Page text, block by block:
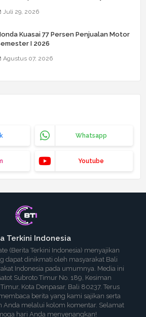
Juli 29, 2026
Kuasai 77 Persen Penjualan Motor
I 2026
Agustus 07, 2026
Whatsapp
Youtube
Terkini Indonesia
(Berita Terkini Indonesia) menyajikan
dapat dinikmati oleh masyarakat Bali
Indonesia pada umumnya. Media ini
Subroto Timur No. 189, Kesiman
Kota Denpasar, Bali 80237. Terus
berita yang kami sajikan serta
Anda melalui kolom komentar. Selamat
hari Anda menyenangkan!